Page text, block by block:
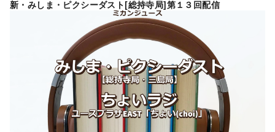
新・みしま・ピクシーダスト[総持寺局]第１３回配信